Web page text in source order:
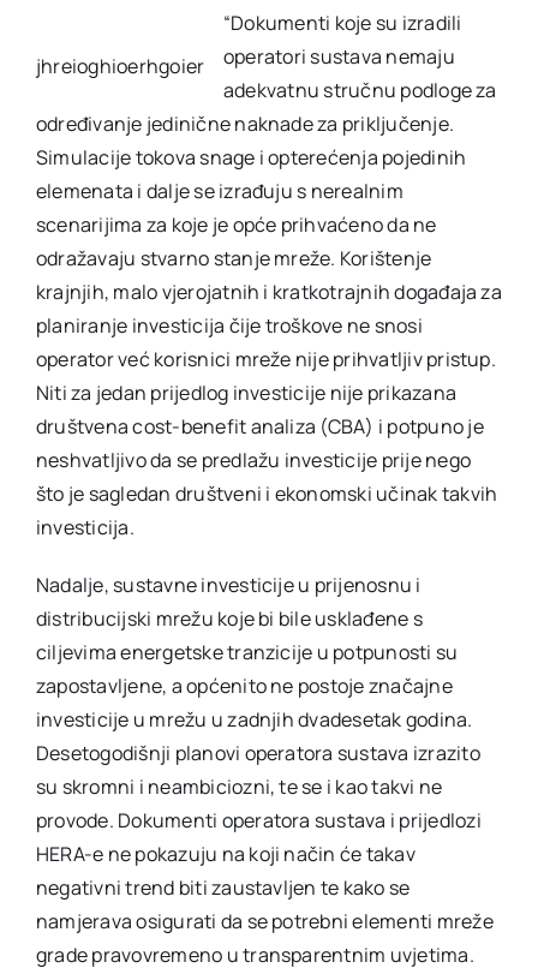
jhreioghioerhgoier
“Dokumenti koje su izradili
operatori sustava nemaju
adekvatnu stručnu podloge za
određivanje jedinične naknade za priključenje.
Simulacije tokova snage i opterećenja pojedinih
elemenata i dalje se izrađuju s nerealnim
scenarijima za koje je opće prihvaćeno da ne
odražavaju stvarno stanje mreže. Korištenje
krajnjih, malo vjerojatnih i kratkotrajnih događaja za
planiranje investicija čije troškove ne snosi
operator već korisnici mreže nije prihvatljiv pristup.
Niti za jedan prijedlog investicije nije prikazana
društvena cost-benefit analiza (CBA) i potpuno je
neshvatljivo da se predlažu investicije prije nego
što je sagledan društveni i ekonomski učinak takvih
investicija.
Nadalje, sustavne investicije u prijenosnu i
distribucijski mrežu koje bi bile usklađene s
ciljevima energetske tranzicije u potpunosti su
zapostavljene, a općenito ne postoje značajne
investicije u mrežu u zadnjih dvadesetak godina.
Desetogodišnji planovi operatora sustava izrazito
su skromni i neambiciozni, te se i kao takvi ne
provode. Dokumenti operatora sustava i prijedlozi
HERA-e ne pokazuju na koji način će takav
negativni trend biti zaustavljen te kako se
namjerava osigurati da se potrebni elementi mreže
grade pravovremeno u transparentnim uvjetima.